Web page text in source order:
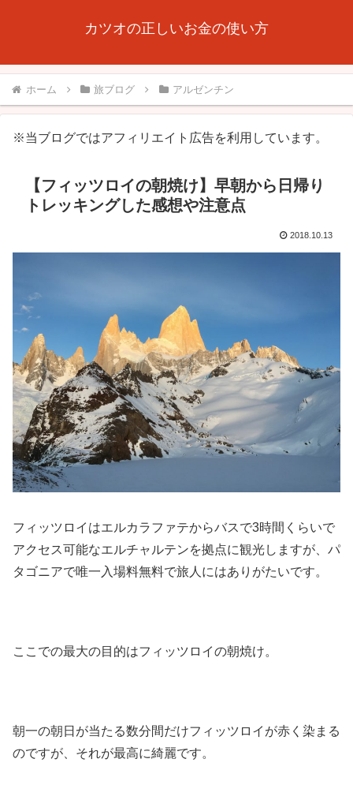
カツオの正しいお金の使い方
ホーム 旅ブログ アルゼンチン
※当ブログではアフィリエイト広告を利用しています。
【フィッツロイの朝焼け】早朝から日帰り
トレッキングした感想や注意点
2018.10.13
フィッツロイはエルカラファテからバスで3時間くらいで
アクセス可能なエルチャルテンを拠点に観光しますが、パ
タゴニアで唯一入場料無料で旅人にはありがたいです。
ここでの最大の目的はフィッツロイの朝焼け。
朝一の朝日が当たる数分間だけフィッツロイが赤く染まる
のですが、それが最高に綺麗です。